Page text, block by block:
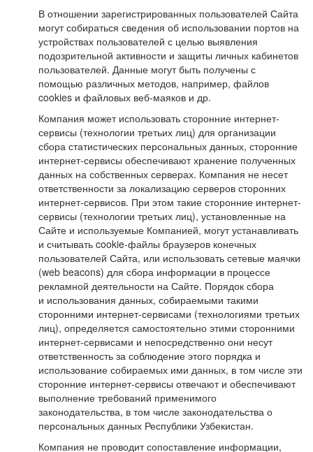
В отношении зарегистрированных пользователей Сайта
могут собираться сведения об использовании портов на
устройствах пользователей с целью выявления
подозрительной активности и защиты личных кабинетов
пользователей. Данные могут быть получены с
помощью различных методов, например, файлов
cookies и файловых веб-маяков и др.
Компания может использовать сторонние интернет-
сервисы (технологии третьих лиц) для организации
сбора статистических персональных данных, сторонние
интернет-сервисы обеспечивают хранение полученных
данных на собственных серверах. Компания не несет
ответственности за локализацию серверов сторонних
интернет-сервисов. При этом такие сторонние интернет-
сервисы (технологии третьих лиц), установленные на
Сайте и используемые Компанией, могут устанавливать
и считывать cookie-файлы браузеров конечных
пользователей Сайта, или использовать сетевые маячки
(web beacons) для сбора информации в процессе
рекламной деятельности на Сайте. Порядок сбора
и использования данных, собираемыми такими
сторонними интернет-сервисами (технологиями третьих
лиц), определяется самостоятельно этими сторонними
интернет-сервисами и непосредственно они несут
ответственность за соблюдение этого порядка и
использование собираемых ими данных, в том числе эти
сторонние интернет-сервисы отвечают и обеспечивают
выполнение требований применимого
законодательства, в том числе законодательства о
персональных данных Республики Узбекистан.
Компания не проводит сопоставление информации,